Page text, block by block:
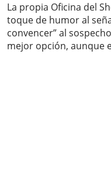
La propia Oficina del
toque de humor al
convencer” al
mejor opción, aunque